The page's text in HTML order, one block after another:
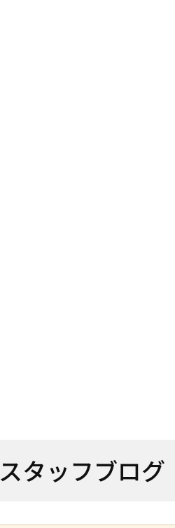
スタッフブログ